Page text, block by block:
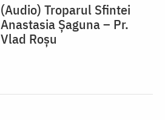
(Audio) Troparul Sfintei
Anastasia Șaguna – Pr.
Vlad Roșu